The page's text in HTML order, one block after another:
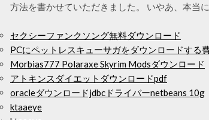
方法を書かせていただきました。 いやあ、本当
セクシーファンクソング無料ダウンロード
PCにペットレスキューサガをダウンロードする
Morbias777 Polaraxe Skyrim Modsダウンロード
アトキンスダイエットダウンロードpdf
oracleダウンロードjdbcドライバーnetbeans 10g
ktaaeye